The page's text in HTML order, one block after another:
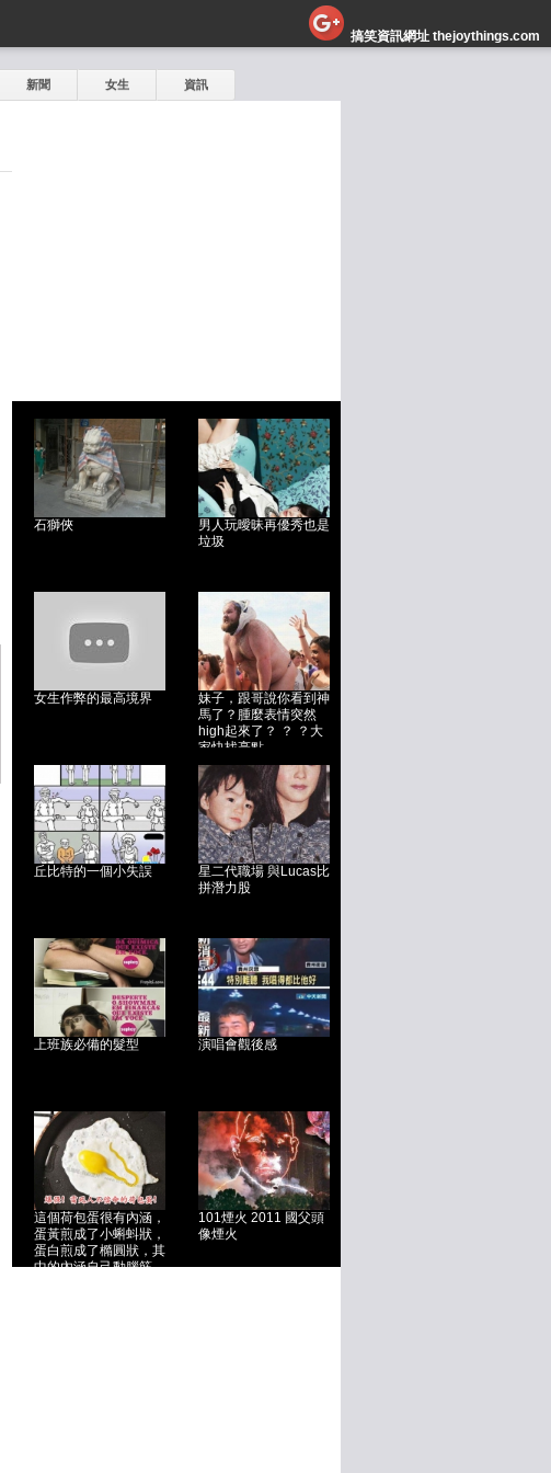
搞笑資訊網址 thejoythings.com
新聞 女生 資訊
石獅俠
男人玩曖昧再優秀也是
垃圾
女生作弊的最高境界
妹子，跟哥說你看到神
馬了？腫麼表情突然
high起來了？ ？ ？大
家快找亮點...
丘比特的一個小失誤
星二代職場 與Lucas比
拼潛力股
上班族必備的髮型 演唱會觀後感
這個荷包蛋很有內涵，
蛋黃煎成了小蝌蚪狀，
蛋白煎成了橢圓狀，其
中的內涵自己動腦筋
101煙火 2011 國父頭
像煙火